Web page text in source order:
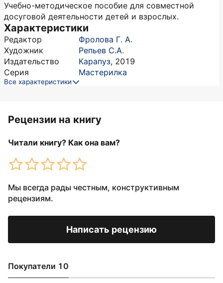
Учебно-методическое пособие для совместной
досуговой деятельности детей и взрослых.
Характеристики
Редактор
Фролова Г. А.
Художник
Репьев С.А.
Издательство
Карапуз, 2019
Серия
Мастерилка
Все характеристики
Рецензии на книгу
Читали книгу? Как она вам?
Мы всегда рады честным, конструктивным
рецензиям.
Написать рецензию
Покупатели 10